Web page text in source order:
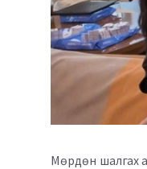
Мөрдөн шалгах